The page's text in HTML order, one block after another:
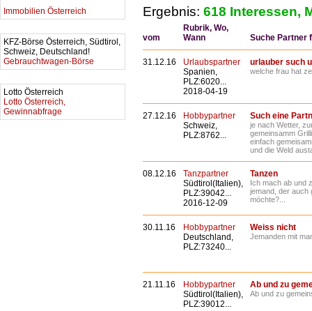
Immobilien Österreich
KFZ-Börse Österreich, Südtirol,
Schweiz, Deutschland!
Gebrauchtwagen-Börse
Lotto Österreich
Lotto Österreich,
Gewinnabfrage
Ergebnis: 618 Interessen,
vom
Rubrik, Wo,
Wann
Suche Partner
31.12.16
Urlaubspartner
Spanien,
PLZ:6020...
2018-04-19
urlauber such
welche frau hat
27.12.16
Hobbypartner
Schweiz,
PLZ:8762...
Such eine
je nach Wetter,
gemeinsamm
einfach
und die Weld
08.12.16
Tanzpartner
Südtirol(Italien),
PLZ:39042...
2016-12-09
Tanzen
Ich mach ab und
jemand, der auch
möchte?...
30.11.16
Hobbypartner
Deutschland,
PLZ:73240...
Weiss nicht
Jemanden mit
21.11.16
Hobbypartner
Südtirol(Italien),
PLZ:39012...
Ab und zu
Ab und zu